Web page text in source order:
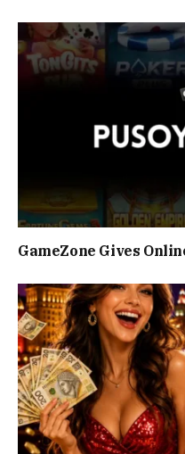
GameZone Gives